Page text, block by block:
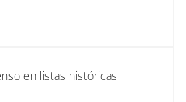
en listas históricas